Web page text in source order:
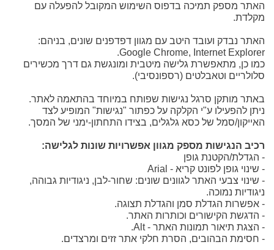
האתר מספק תמיכה בדפוס השימוש המקובל להפעלה עם
מקלדת.
האתר נבדק ועובד היטב עם מגוון דפדפנים שונים, בניהם:
Google Chrome, Internet Explorer.
כמו כן, מתאפשרת גלישה מיטבית ומונגשת גם דרך מכשירים
סלולריים וטאבלטים (רספונסיבי).
באתר מותקן סרגל נגישות שפותח במיוחד בהתאמה לאתר.
ניתן להפעילו ע"י הקלקה על כפתור "נגישות" המופיע לצד
האייקון/סמל של כסא גלגלים, בצידו התחתון-ימני של המסך.
רכיב הנגישות מספק מגוון אפשרויות שונות לגלישה:
- הגדלת/הקטנת גופן
- שינוי גופן לפונט קריא - Arial
- שינוי צבעי האתר לגוונים שונים: שחור-לבן, ניגודיות גבוהה,
ניגודיות נמוכה.
- אפשרות הגדלת סמן והגדלת תצוגה.
- הדגשת הקישורים וכותרות האתר.
- הצגת תיאור תמונות האתר - Alt.
- חסימת הבהובים, הסרת חלקי אתר זזים ומרצדים.